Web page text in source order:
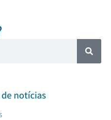
notícias